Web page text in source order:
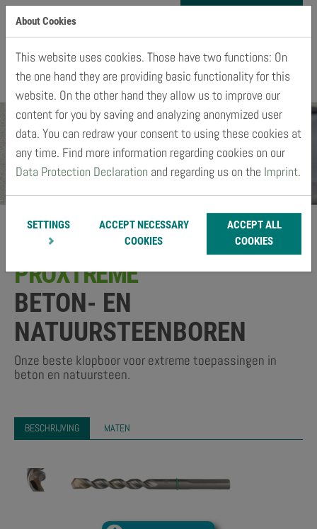
Skip
content
MENU
PROXTREME
BETON- EN
NATUURSTEENBOREN
Onze beste klopboor voor extreme toepassingen in
beton en natuursteen.
BESCHRIJVING MATEN
About Cookies
This website uses cookies. Those have two functions: On
the one hand they are providing basic functionality for this
website. On the other hand they allow us to improve our
content for you by saving and analyzing anonymized user
data. You can redraw your consent to using these cookies at
any time. Find more information regarding cookies on our
Data Protection Declaration and regarding us on the Imprint.
SETTINGS
ACCEPT NECESSARY
COOKIES
ACCEPT ALL
COOKIES